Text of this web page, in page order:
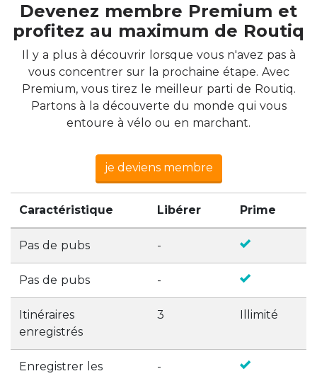
Devenez membre Premium et
profitez au maximum de Routiq
Il y a plus à découvrir lorsque vous n'avez pas à
vous concentrer sur la prochaine étape. Avec
Premium, vous tirez le meilleur parti de Routiq.
Partons à la découverte du monde qui vous
entoure à vélo ou en marchant.
je deviens membre
Caractéristique Libérer Prime
Pas de pubs -
Pas de pubs -
Itinéraires
enregistrés
3 Illimité
Enregistrer les
-